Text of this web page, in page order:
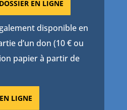
EN LIGNE
disponible en
d’un don (10 € ou
papier à partir de
LIGNE